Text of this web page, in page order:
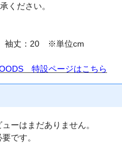
ください。
袖丈：20 ※単位cm
特設ページはこちら
ーはまだありません。
です。